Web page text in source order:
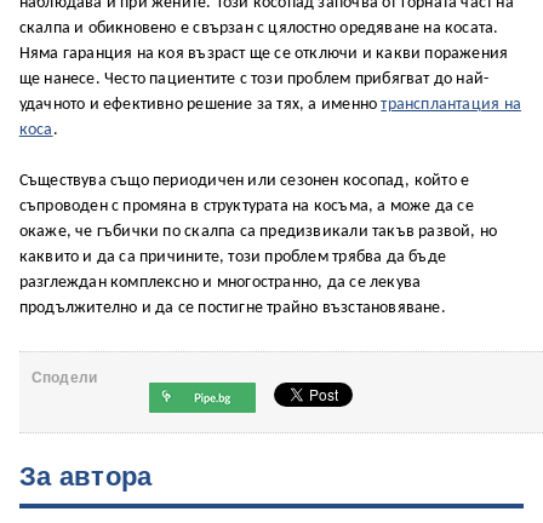
скалпа и обикновено е свързан с цялостно оредяване на косата.
Няма гаранция на коя възраст ще се отключи и какви поражения
ще нанесе. Често пациентите с този проблем прибягват до най-
удачното и ефективно решение за тях, а именнотрансплантация на
коса .
Съществува също периодичен или сезонен косопад, който е
съпроводен с промяна в структурата на косъма, а може да се
окаже, че гъбички по скалпа са предизвикали такъв развой, но
каквито и да са причините, този проблем трябва да бъде
разглеждан комплексно и многостранно, да се лекува
продължително и да се постигне трайно възстановяване.
Сподели
За автора